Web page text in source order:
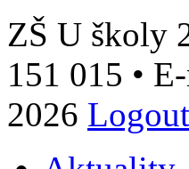
ZŠ U školy
151 015 •
2026